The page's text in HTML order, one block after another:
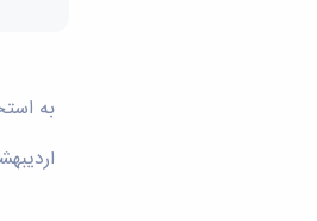
اردیبهشت ساعت 14 در